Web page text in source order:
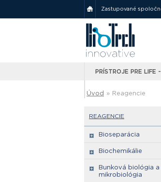
Zastupované
PRÍSTROJE PRE LIFE
Úvod » Reagencie
REAGENCIE
Bioseparácia
Biochemikálie
Bunková biológia a
mikrobiológia